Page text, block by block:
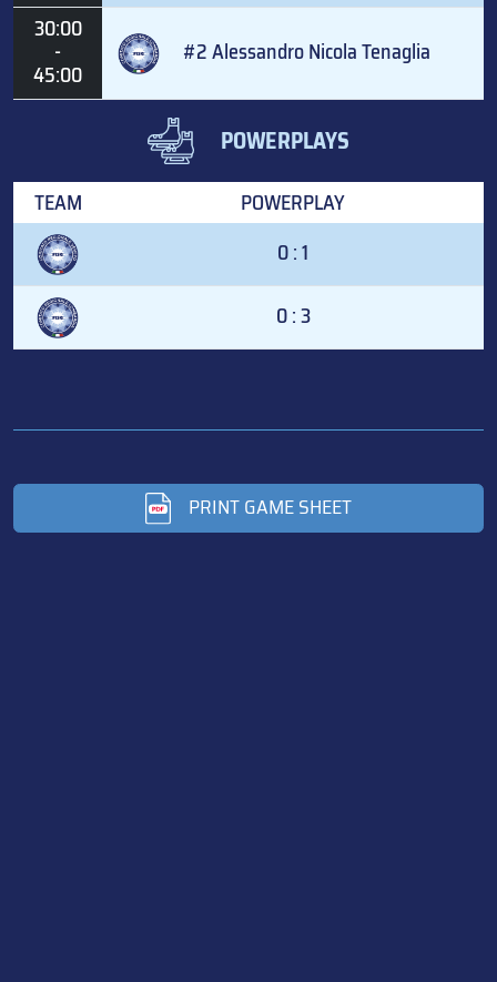
30:00
-
45:00
#2 Alessandro Nicola Tenaglia
POWERPLAYS
TEAM
POWERPLAY
0 : 1
0 : 3
PRINT GAME SHEET